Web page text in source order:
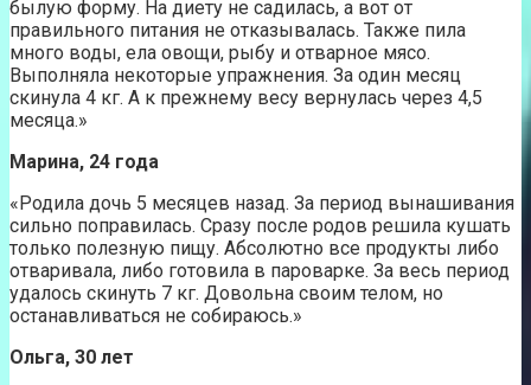
былую форму. На диету не садилась, а вот от
правильного питания не отказывалась. Также пила
много воды, ела овощи, рыбу и отварное мясо.
Выполняла некоторые упражнения. За один месяц
скинула 4 кг. А к прежнему весу вернулась через 4,5
месяца.»
Марина, 24 года
«Родила дочь 5 месяцев назад. За период вынашивания
сильно поправилась. Сразу после родов решила кушать
только полезную пищу. Абсолютно все продукты либо
отваривала, либо готовила в пароварке. За весь период
удалось скинуть 7 кг. Довольна своим телом, но
останавливаться не собираюсь.»
Ольга, 30 лет